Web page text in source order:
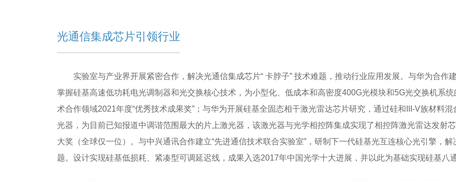
光通信集成芯片引领行业
实验室与产业界开展紧密合作，解决光通信集成芯片“ 卡脖子” 技术难题，推动行业应用发展。与华为合作
掌握硅基高速低功耗电光调制器和光交换核心技术，为小型化、低成本和高密度400G光模块和5G光交换机系
术合作领域2021年度“优秀技术成果奖”；与华为开展硅基全固态相干激光雷达芯片研究，通过硅和III-V族材料
光器，为目前已知报道中调谐范围最大的片上激光器，该激光器与光学相控阵集成实现了相控阵激光雷达发射
大奖（全球仅一位）。与中兴通讯合作建立“先进通信技术联合实验室”，研制下一代硅基光互连核心光引擎，
题。设计实现硅基低损耗、紧凑型可调延迟线，成果入选2017年中国光学十大进展，并以此为基础实现硅基八